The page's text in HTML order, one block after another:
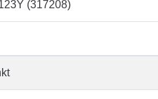
(317208)